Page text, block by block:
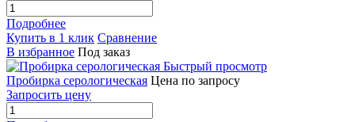
Подробнее
Купить в 1 клик Сравнение
В избранное Под заказ
Быстрый просмотр
Пробирка серологическая Цена по запросу
Запросить цену